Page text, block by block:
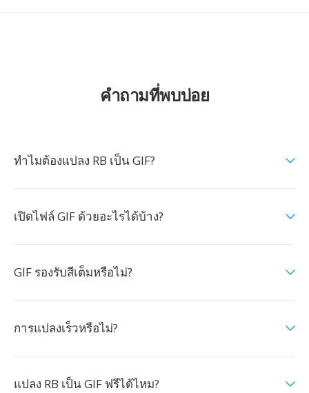
คำถามที่พบบ่อย
ทำไมต้องแปลง RB เป็น GIF?
เปิดไฟล์ GIF ด้วยอะไรได้บ้าง?
GIF รองรับสีเต็มหรือไม่?
การแปลงเร็วหรือไม่?
แปลง RB เป็น GIF ฟรีได้ไหม?